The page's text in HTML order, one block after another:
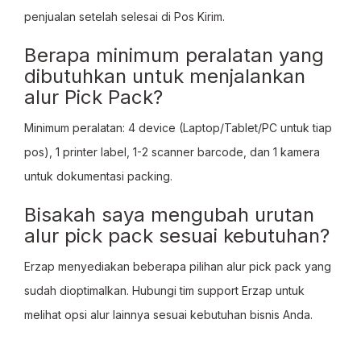
penjualan setelah selesai di Pos Kirim.
Berapa minimum peralatan yang
dibutuhkan untuk menjalankan
alur Pick Pack?
Minimum peralatan: 4 device (Laptop/Tablet/PC untuk tiap
pos), 1 printer label, 1-2 scanner barcode, dan 1 kamera
untuk dokumentasi packing.
Bisakah saya mengubah urutan
alur pick pack sesuai kebutuhan?
Erzap menyediakan beberapa pilihan alur pick pack yang
sudah dioptimalkan. Hubungi tim support Erzap untuk
melihat opsi alur lainnya sesuai kebutuhan bisnis Anda.